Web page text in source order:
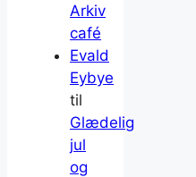
Arkiv
café
Evald
Eybye
til
Glædelig
jul
og